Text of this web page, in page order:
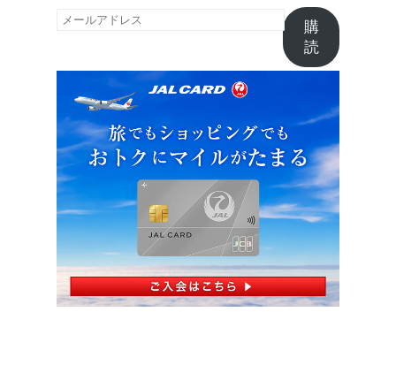
メ
ル
ド
レ
ス
購
読